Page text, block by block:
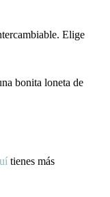
Elige
bonita loneta de
tienes más